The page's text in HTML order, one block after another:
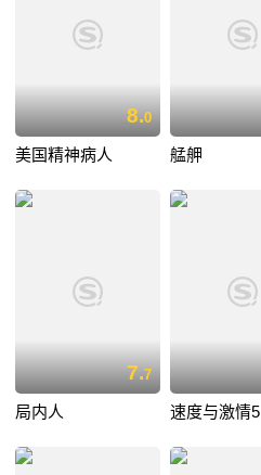
8.0
美国精神病人 艋舺
7.7
局内人 速度与激情5